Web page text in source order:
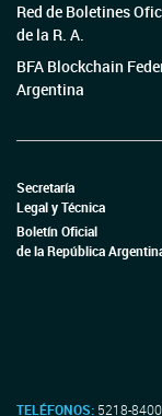
Red de Boletines
de la R. A.
BFA Blockchain
Argentina
Secretaría
Legal y Técnica
Boletín Oficial
de la República
TELÉFONOS: 5218-